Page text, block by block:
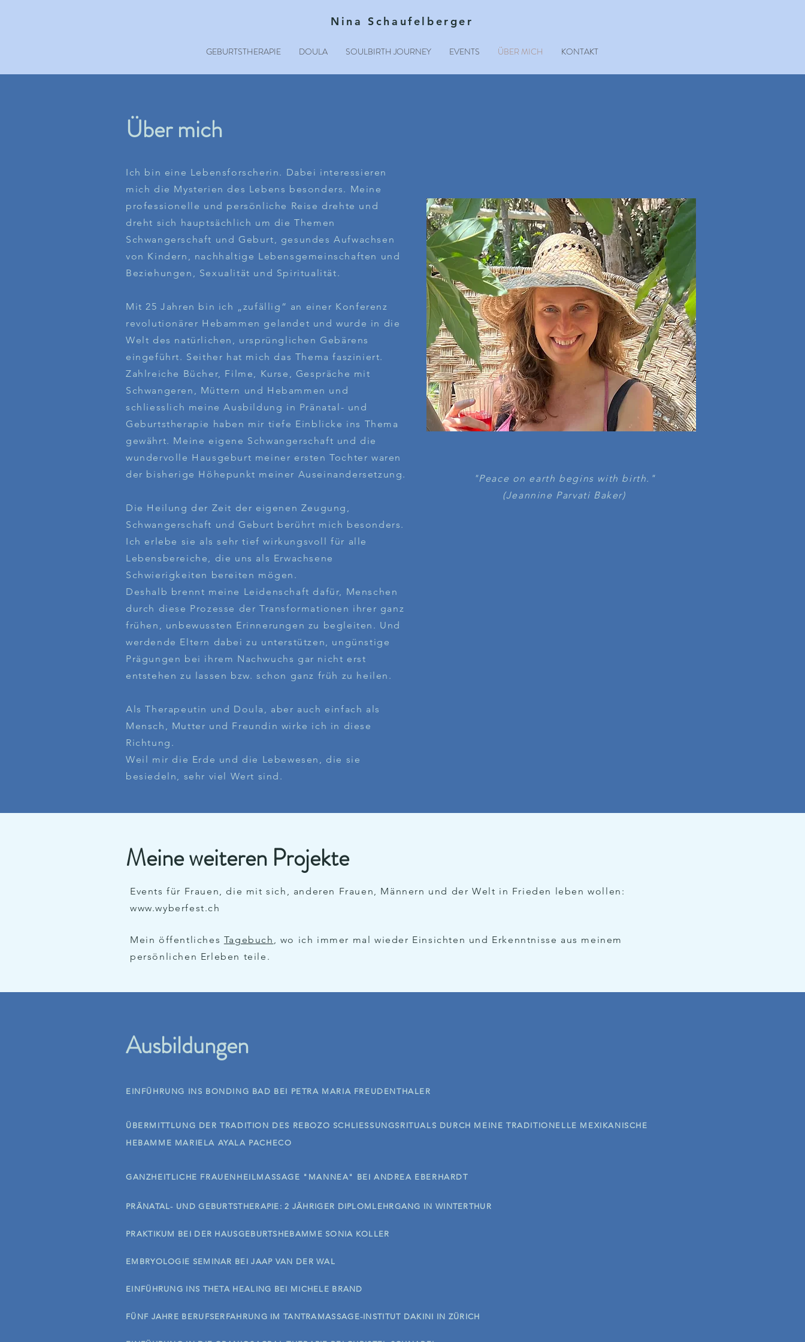
Nina Schaufelberger
GEBURTSTHERAPIE DOULA SOULBIRTH JOURNEY EVENTS ÜBER MICH KONTAKT
Über mich
Ich bin eine Lebensforscherin. Dabei interessieren
mich die Mysterien des Lebens besonders. Meine
professionelle und persönliche Reise drehte und
dreht sich hauptsächlich um die Themen
Schwangerschaft und Geburt, gesundes Aufwachsen
von Kindern, nachhaltige Lebensgemeinschaften und
Beziehungen, Sexualität und Spiritualität.
Mit 25 Jahren bin ich „zufällig“ an einer Konferenz
revolutionärer Hebammen gelandet und wurde in die
Welt des natürlichen, ursprünglichen Gebärens
eingeführt. Seither hat mich das Thema fasziniert.
Zahlreiche Bücher, Filme, Kurse, Gespräche mit
Schwangeren, Müttern und Hebammen und
schliesslich meine Ausbildung in Pränatal- und
Geburtstherapie haben mir tiefe Einblicke ins Thema
gewährt. Meine eigene Schwangerschaft und die
wundervolle Hausgeburt meiner ersten Tochter waren
der bisherige Höhepunkt meiner Auseinandersetzung.
Die Heilung der Zeit der eigenen Zeugung,
Schwangerschaft und Geburt berührt mich besonders.
Ich erlebe sie als sehr tief wirkungsvoll für alle
Lebensbereiche, die uns als Erwachsene
Schwierigkeiten bereiten mögen.
Deshalb brennt meine Leidenschaft dafür, Menschen
durch diese Prozesse der Transformationen ihrer ganz
frühen, unbewussten Erinnerungen zu begleiten. Und
werdende Eltern dabei zu unterstützen, ungünstige
Prägungen bei ihrem Nachwuchs gar nicht erst
entstehen zu lassen bzw. schon ganz früh zu heilen.
Als Therapeutin und Doula, aber auch einfach als
Mensch, Mutter und Freundin wirke ich in diese
Richtung.
Weil mir die Erde und die Lebewesen, die sie
besiedeln, sehr viel Wert sind.
"Peace on earth begins with birth."
(Jeannine Parvati Baker)
Meine weiteren Projekte
Events für Frauen, die mit sich, anderen Frauen, Männern und der Welt in Frieden leben wollen:
www.wyberfest.ch
Mein öffentliches Tagebuch , wo ich immer mal wieder Einsichten und Erkenntnisse aus meinem
persönlichen Erleben teile.
Ausbildungen
​EINFÜHRUNG INS BONDING BAD BEI PETRA MARIA FREUDENTHALER
ÜBERMITTLUNG DER TRADITION DES REBOZO SCHLIESSUNGSRITUALS DURCH MEINE TRADITIONELLE MEXIKANISCHE
HEBAMME MARIELA AYALA PACHECO
GANZHEITLICHE FRAUENHEILMASSAGE "MANNEA" BEI ANDREA EBERHARDT
PRÄNATAL- UND GEBURTSTHERAPIE: 2 JÄHRIGER DIPLOMLEHRGANG IN WINTERTHUR
PRAKTIKUM BEI DER HAUSGEBURTSHEBAMME SONIA KOLLER
EMBRYOLOGIE SEMINAR BEI JAAP VAN DER WAL
EINFÜHRUNG INS THETA HEALING BEI MICHELE BRAND
FÜNF JAHRE BERUFSERFAHRUNG IM TANTRAMASSAGE-INSTITUT DAKINI IN ZÜRICH